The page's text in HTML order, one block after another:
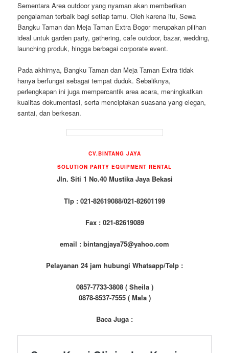
Sementara Area outdoor yang nyaman akan memberikan
pengalaman terbaik bagi setiap tamu. Oleh karena itu, Sewa
Bangku Taman dan Meja Taman Extra Bogor merupakan pilihan
ideal untuk garden party, gathering, cafe outdoor, bazar, wedding,
launching produk, hingga berbagai corporate event.
Pada akhirnya, Bangku Taman dan Meja Taman Extra tidak
hanya berfungsi sebagai tempat duduk. Sebaliknya,
perlengkapan ini juga mempercantik area acara, meningkatkan
kualitas dokumentasi, serta menciptakan suasana yang elegan,
santai, dan berkesan.
CV.BINTANG JAYA
SOLUTION PARTY EQUIPMENT RENTAL
Jln. Siti 1 No.40 Mustika Jaya Bekasi
Tlp : 021-82619088/021-82601199
Fax : 021-82619089
email : bintangjaya75@yahoo.com
Pelayanan 24 jam hubungi Whatsapp/Telp :
0857-7733-3808 ( Sheila )
0878-8537-7555 ( Mala )
Baca Juga :